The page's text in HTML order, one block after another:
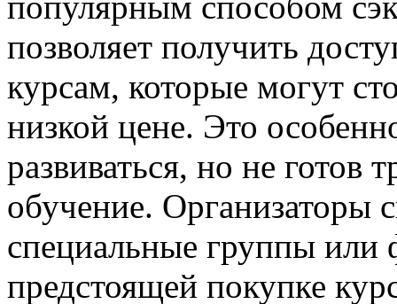
позволяет получить
курсам, которые могут
низкой цене. Это
развиваться, но не готов
обучение. Организаторы
специальные группы или
предстоящей покупке